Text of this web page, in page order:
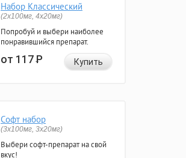
Набор Классический
(2x100мг, 4x20мг)
Попробуй и выбери наиболее
понравившийся препарат.
от 117Р Купить
Софт набор
(3x100мг, 3x20мг)
Выбери софт-препарат на свой
вкус!